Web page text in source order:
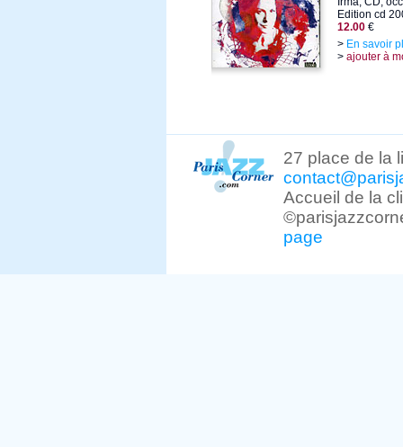
Edition cd
12.00 €
> En savoir
> ajouter à
27 place de la
Accueil de la
page